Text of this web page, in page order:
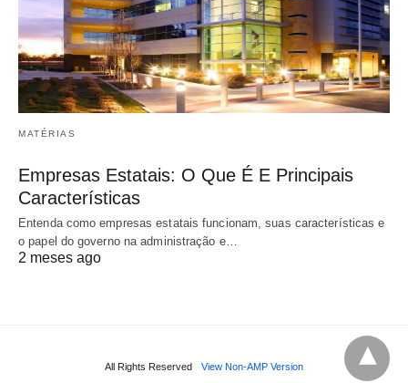
MATÉRIAS
Empresas Estatais: O Que É E Principais
Características
Entenda como empresas estatais funcionam, suas características e
o papel do governo na administração e…
2 meses ago
All Rights Reserved View Non-AMP Version